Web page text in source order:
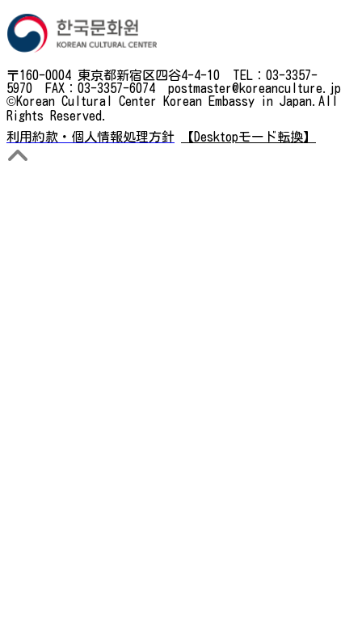
〒160-0004 東京都新宿区四谷4-4-10 TEL：03-3357-
5970 FAX：03-3357-6074 postmaster@koreanculture.jp
©Korean Cultural Center Korean Embassy in Japan.All
Rights Reserved.
利用約款・個人情報処理方針
【Desktopモード転換】